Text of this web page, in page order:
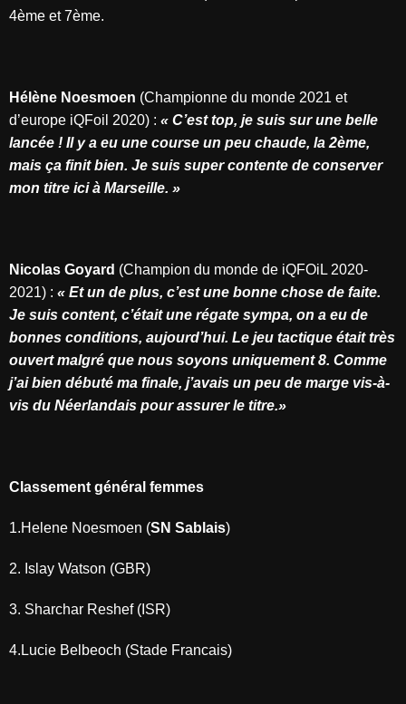
4ème et 7ème.
Hélène Noesmoen (Championne du monde 2021 et
d’europe iQFoil 2020) : « C’est top, je suis sur une belle
lancée ! Il y a eu une course un peu chaude, la 2ème,
mais ça finit bien. Je suis super contente de conserver
mon titre ici à Marseille. »
Nicolas Goyard (Champion du monde de iQFOiL 2020-
2021) : « Et un de plus, c’est une bonne chose de faite.
Je suis content, c’était une régate sympa, on a eu de
bonnes conditions, aujourd’hui. Le jeu tactique était très
ouvert malgré que nous soyons uniquement 8. Comme
j’ai bien débuté ma finale, j’avais un peu de marge vis-à-
vis du Néerlandais pour assurer le titre.»
Classement général femmes
1.Helene Noesmoen (SN Sablais)
2. Islay Watson (GBR)
3. Sharchar Reshef (ISR)
4.Lucie Belbeoch (Stade Francais)